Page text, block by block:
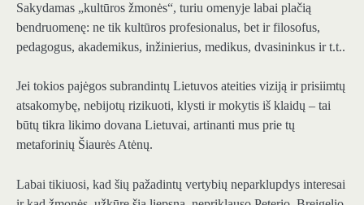
Sakydamas „kultūros žmonės“, turiu omenyje labai plačią
bendruomenę: ne tik kultūros profesionalus, bet ir filosofus,
pedagogus, akademikus, inžinierius, medikus, dvasininkus ir t.t..
Jei tokios pajėgos subrandintų Lietuvos ateities viziją ir prisiimtų
atsakomybę, nebijotų rizikuoti, klysti ir mokytis iš klaidų – tai
būtų tikra likimo dovana Lietuvai, artinanti mus prie tų
metaforinių Šiaurės Atėnų.
Labai tikiuosi, kad šių pažadintų vertybių neparklupdys interesai